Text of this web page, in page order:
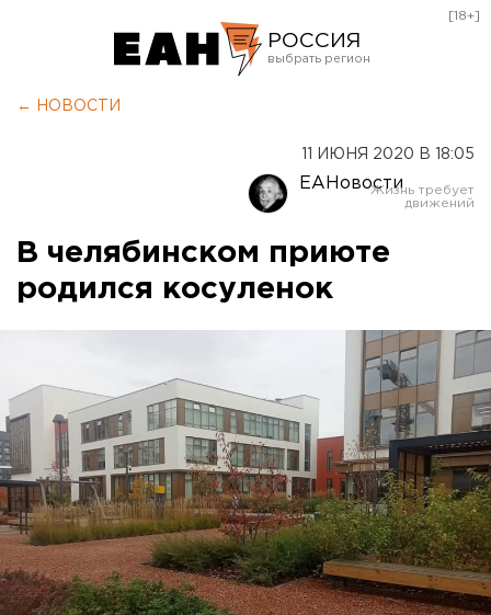
РОССИЯ
Оренбург
[18+]
← НОВОСТИ
11 ИЮНЯ 2020 В 18:05
ЕАНовости
В челябинском приюте
родился косуленок